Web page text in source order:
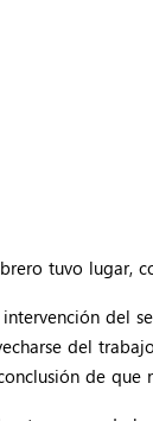
tuvo lugar,
del
del
de que